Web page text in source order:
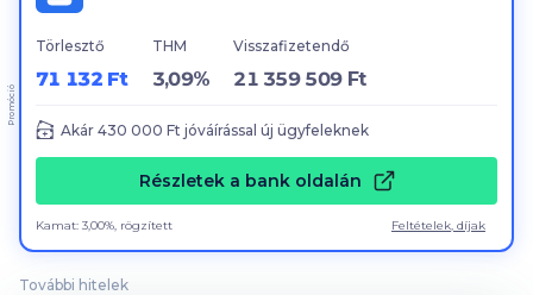
Törlesztő
71 132 Ft
THM
3,09%
Visszafizetendő
21 359 509 Ft
Akár 430 000 Ft jóváírással új ügyfeleknek
Részletek a bank oldalán
Kamat: 3,00%, rögzített Feltételek, díjak
Promóció
További hitelek